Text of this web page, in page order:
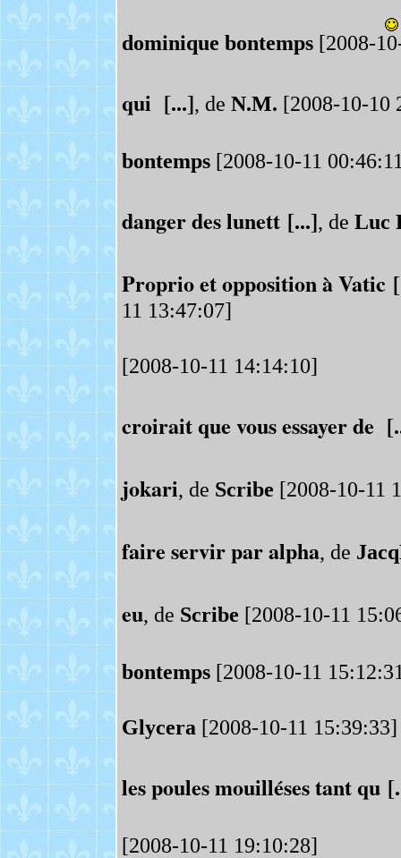
dominique bontemps[2008-
qui [...], de N.M. [2008-10-10
bontemps[2008-10-11
danger des lunett [...], de Luc
Proprio et opposition à Vatic
11 13:47:07]
[2008-10-11 14:14:10]
croirait que vous essayer de
jokari, de Scribe [2008-10-11
faire servir par alpha, de
eu, de Scribe [2008-10-11
bontemps[2008-10-11
Glycera [2008-10-11 15:39:33]
les poules mouilléses tant qu
[2008-10-11 19:10:28]